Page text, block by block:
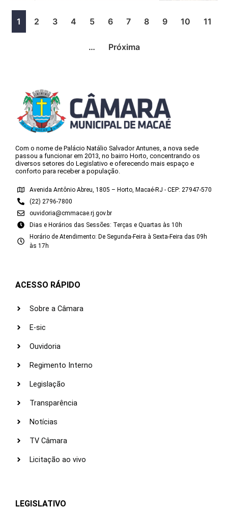
1 2 3 4 5 6 7 8 9 10 11
… Próxima
Com o nome de Palácio Natálio Salvador Antunes, a nova sede
passou a funcionar em 2013, no bairro Horto, concentrando os
diversos setores do Legislativo e oferecendo mais espaço e
conforto para receber a população.
Avenida Antônio Abreu, 1805 – Horto, Macaé-RJ - CEP: 27947-570
(22) 2796-7800
ouvidoria@cmmacae.rj.gov.br
Dias e Horários das Sessões: Terças e Quartas às 10h
Horário de Atendimento: De Segunda-Feira à Sexta-Feira das 09h
às 17h
ACESSO RÁPIDO
Sobre a Câmara
E-sic
Ouvidoria
Regimento Interno
Legislação
Transparência
Notícias
TV Câmara
Licitação ao vivo
LEGISLATIVO